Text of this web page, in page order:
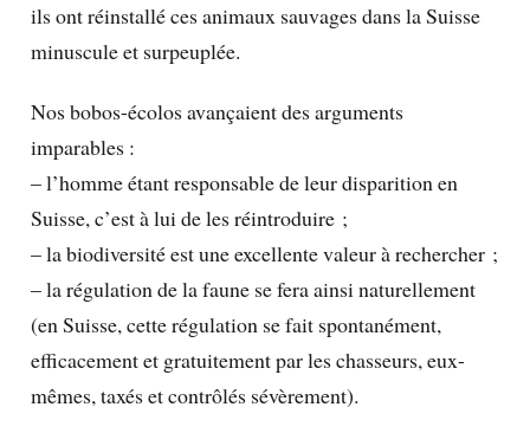
ils ont réinstallé ces animaux sauvages dans la Suisse
minuscule et surpeuplée.
Nos bobos-écolos avançaient des arguments
imparables :
– l’homme étant responsable de leur disparition en
Suisse, c’est à lui de les réintroduire ;
– la biodiversité est une excellente valeur à rechercher ;
– la régulation de la faune se fera ainsi naturellement
(en Suisse, cette régulation se fait spontanément,
efficacement et gratuitement par les chasseurs, eux-
mêmes, taxés et contrôlés sévèrement).